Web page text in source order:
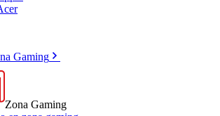
Gaming
Zona Gaming